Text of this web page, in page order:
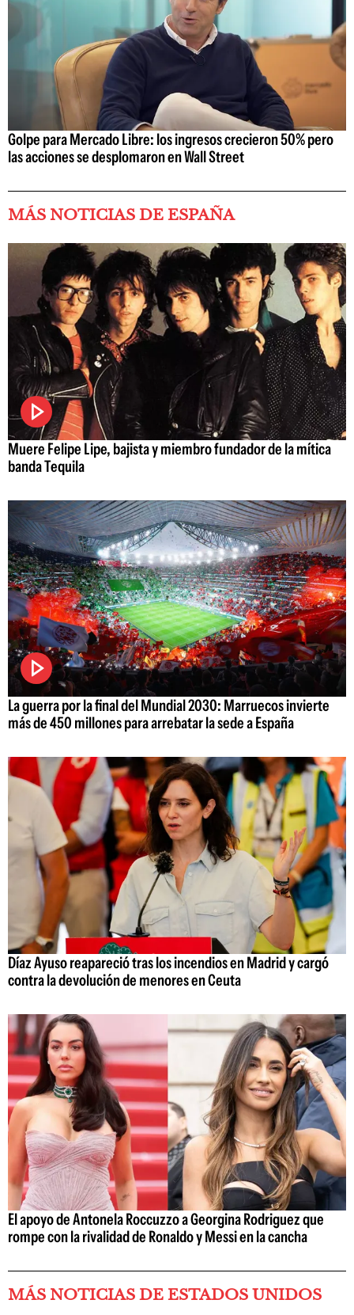
Golpe para Mercado Libre: los ingresos crecieron 50% pero
las acciones se desplomaron en Wall Street
MÁS NOTICIAS DE ESPAÑA
Muere Felipe Lipe, bajista y miembro fundador de la mítica
banda Tequila
La guerra por la final del Mundial 2030: Marruecos invierte
más de 450 millones para arrebatar la sede a España
Díaz Ayuso reapareció tras los incendios en Madrid y cargó
contra la devolución de menores en Ceuta
El apoyo de Antonela Roccuzzo a Georgina Rodriguez que
rompe con la rivalidad de Ronaldo y Messi en la cancha
MÁS NOTICIAS DE ESTADOS UNIDOS